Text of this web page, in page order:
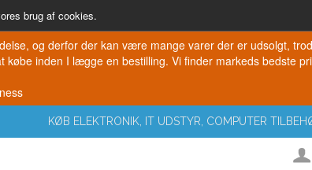
brug af cookies.
og derfor der kan være mange varer der er udsolgt,
inden I lægge en bestilling. Vi finder markeds bedste
KØB ELEKTRONIK, IT UDSTYR, COMPUTER